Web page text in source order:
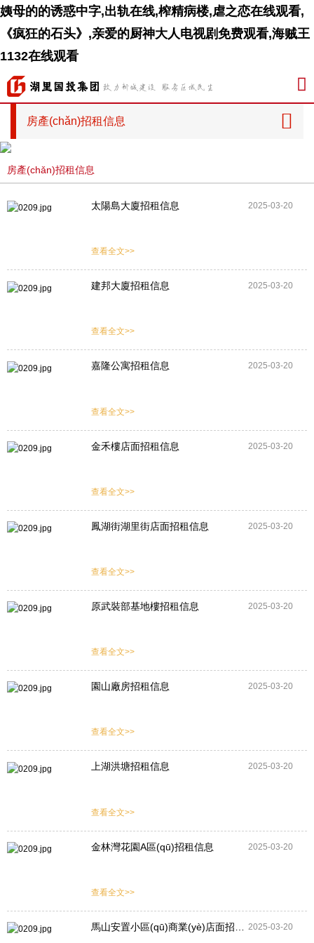
姨母的的诱惑中字,出轨在线,榨精病楼,虐之恋在线观看,
《疯狂的石头》,亲爱的厨神大人电视剧免费观看,海贼王
1132在线观看

房產(chǎn)招租信息
房產(chǎn)招租信息
2025-03-20
太陽島大廈招租信息
查看全文>>
2025-03-20
建邦大廈招租信息
查看全文>>
2025-03-20
嘉隆公寓招租信息
查看全文>>
2025-03-20
金禾樓店面招租信息
查看全文>>
2025-03-20
鳳湖街湖里街店面招租信息
查看全文>>
2025-03-20
原武裝部基地樓招租信息
查看全文>>
2025-03-20
園山廠房招租信息
查看全文>>
2025-03-20
上湖洪塘招租信息
查看全文>>
2025-03-20
金林灣花園A區(qū)招租信息
查看全文>>
2025-03-20